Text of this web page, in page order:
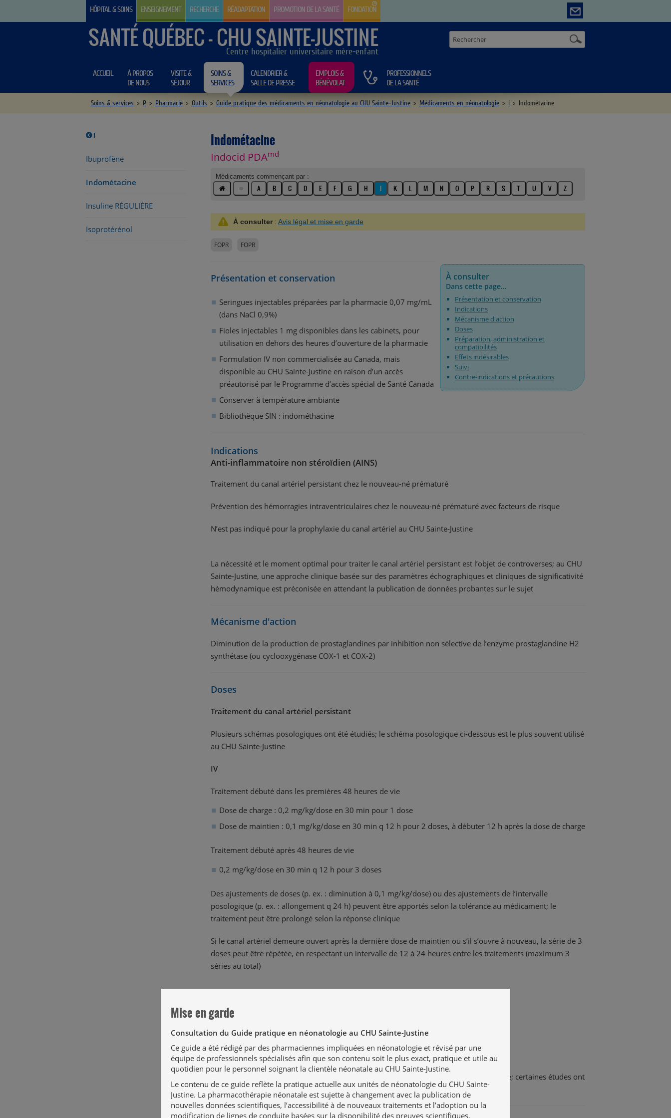
HÔPITAL & SOINS ENSEIGNEMENT RECHERCHE RÉADAPTATION PROMOTION DE LA SANTÉ FONDATION
SANTÉ QUÉBEC - CHU SAINTE-JUSTINE
Centre hospitalier universitaire mère-enfant
ACCUEIL
À PROPOS
DE NOUS
VISITE &
SÉJOUR
SOINS &
SERVICES
CALENDRIER &
SALLE DE PRESSE
EMPLOIS &
BÉNÉVOLAT
PROFESSIONNELS
DE LA SANTÉ
Soins & services > P > Pharmacie > Outils > Guide pratique des médicaments en néonatologie au CHU Sainte-Justine > Médicaments en néonatologie > I > Indométacine
I
Ibuprofène
Indométacine
Insuline RÉGULIÈRE
Isoprotérénol
Indométacine
Indocid PDAmd
Médicaments commençant par :
≡ A B C D E F G H I K L M N O P R S T U V Z
À consulter : Avis légal et mise en garde
FOPR FOPR
À consulter
Dans cette page...
Présentation et conservation
Indications
Mécanisme d'action
Doses
Préparation, administration et
compatibilités
Effets indésirables
Suivi
Contre-indications et précautions
Présentation et conservation
Seringues injectables préparées par la pharmacie 0,07 mg/mL
(dans NaCl 0,9%)
Fioles injectables 1 mg disponibles dans les cabinets, pour
utilisation en dehors des heures d’ouverture de la pharmacie
Formulation IV non commercialisée au Canada, mais
disponible au CHU Sainte-Justine en raison d’un accès
préautorisé par le Programme d’accès spécial de Santé Canada
Conserver à température ambiante
Bibliothèque SIN : indométhacine
Indications
Anti-inflammatoire non stéroïdien (AINS)
Traitement du canal artériel persistant chez le nouveau-né prématuré
Prévention des hémorragies intraventriculaires chez le nouveau-né prématuré avec facteurs de risque
N’est pas indiqué pour la prophylaxie du canal artériel au CHU Sainte-Justine
La nécessité et le moment optimal pour traiter le canal artériel persistant est l’objet de controverses; au CHU
Sainte-Justine, une approche clinique basée sur des paramètres échographiques et cliniques de significativité
hémodynamique est préconisée en attendant la publication de données probantes sur le sujet
Mécanisme d'action
Diminution de la production de prostaglandines par inhibition non sélective de l’enzyme prostaglandine H2
synthétase (ou cyclooxygénase COX-1 et COX-2)
Doses
Traitement du canal artériel persistant
Plusieurs schémas posologiques ont été étudiés; le schéma posologique ci-dessous est le plus souvent utilisé
au CHU Sainte-Justine
IV
Traitement débuté dans les premières 48 heures de vie
Dose de charge : 0,2 mg/kg/dose en 30 min pour 1 dose
Dose de maintien : 0,1 mg/kg/dose en 30 min q 12 h pour 2 doses, à débuter 12 h après la dose de charge
Traitement débuté après 48 heures de vie
0,2 mg/kg/dose en 30 min q 12 h pour 3 doses
Des ajustements de doses (p. ex. : diminution à 0,1 mg/kg/dose) ou des ajustements de l’intervalle
posologique (p. ex. : allongement q 24 h) peuvent être apportés selon la tolérance au médicament; le
traitement peut être prolongé selon la réponse clinique
Si le canal artériel demeure ouvert après la dernière dose de maintien ou s’il s’ouvre à nouveau, la série de 3
doses peut être répétée, en respectant un intervalle de 12 à 24 heures entre les traitements (maximum 3
séries au total)
Prévention des hémorragies intraventriculaires
IV
0,1 mg/kg/dose en 30 min q 24 h pour 3 doses
La première dose doit être administrée idéalement dans les 6 heures après la naissance; certaines études ont
montré des bénéfices à débuter la prophylaxie jusqu’à 12 heures après la naissance
Mise en garde
Consultation du Guide pratique en néonatologie au CHU Sainte-Justine
Ce guide a été rédigé par des pharmaciennes impliquées en néonatologie et révisé par une
équipe de professionnels spécialisés afin que son contenu soit le plus exact, pratique et utile au
quotidien pour le personnel soignant la clientèle néonatale au CHU Sainte-Justine.
Le contenu de ce guide reflète la pratique actuelle aux unités de néonatologie du CHU Sainte-
Justine. La pharmacothérapie néonatale est sujette à changement avec la publication de
nouvelles données scientifiques, l’accessibilité à de nouveaux traitements et l’adoption ou la
modification de lignes de conduite basées sur la disponibilité des preuves scientifiques.